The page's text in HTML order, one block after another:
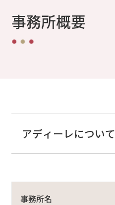
事務所概要
アディーレについて
事務所名